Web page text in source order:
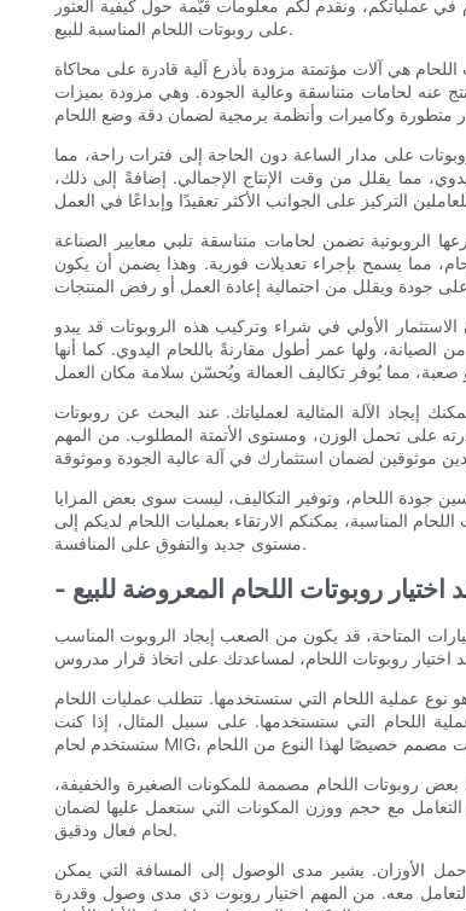
عملياتكم، ونقدم لكم معلومات قيّمة حول كيفية العثور
على روبوتات اللحام المناسبة للبيع.
هي آلات مؤتمتة مزودة بأذرع آلية قادرة على محاكاة
عنه لحامات متناسقة وعالية الجودة. وهي مزودة بميزات
على مدار الساعة دون الحاجة إلى فترات راحة، مما
مما يقلل من وقت الإنتاج الإجمالي. إضافةً إلى ذلك،
الروبوتية تضمن لحامات متناسقة تلبي معايير الصناعة
مما يسمح بإجراء تعديلات فورية. وهذا يضمن أن يكون
الأولي في شراء وتركيب هذه الروبوتات قد يبدو
الصيانة، ولها عمر أطول مقارنةً باللحام اليدوي. كما أنها
إيجاد الآلة المثالية لعملياتك. عند البحث عن روبوتات
على تحمل الوزن، ومستوى الأتمتة المطلوب. من المهم
جودة اللحام، وتوفير التكاليف، ليست سوى بعض المزايا
المناسبة، يمكنكم الارتقاء بعمليات اللحام لديكم إلى
مستوى جديد والتفوق على المنافسة.
روبوتات اللحام المعروضة للبيع
المتاحة، قد يكون من الصعب إيجاد الروبوت المناسب
نوع عملية اللحام التي ستستخدمها. تتطلب عمليات اللحام
اللحام التي ستستخدمها. على سبيل المثال، إذا كنت
روبوتات اللحام مصممة للمكونات الصغيرة والخفيفة،
مع حجم ووزن المكونات التي ستعمل عليها لضمان
لحام فعال ودقيق.
الأوزان. يشير مدى الوصول إلى المسافة التي يمكن
معه. من المهم اختيار روبوت ذي مدى وصول وقدرة